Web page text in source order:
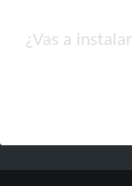
¿Vas a